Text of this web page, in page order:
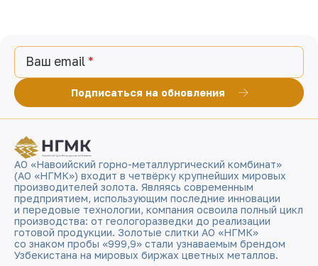
Ваш email
Подписаться на обновления
АО «Навоийский горно-металлургический комбинат»
(АО «НГМК») входит в четвёрку крупнейших мировых
производителей золота. Являясь современным
предприятием, использующим последние инновации
и передовые технологии, компания освоила полный цикл
производства: от геологоразведки до реализации
готовой продукции. Золотые слитки АО «НГМК»
со знаком пробы «999,9» стали узнаваемым брендом
Узбекистана на мировых биржах цветных металлов.